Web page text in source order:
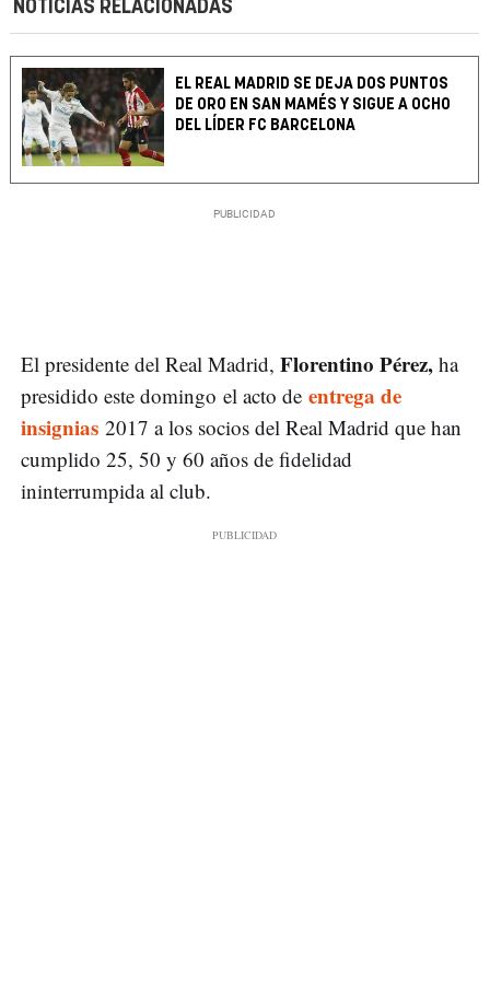
NOTICIAS RELACIONADAS
EL REAL MADRID SE DEJA DOS PUNTOS
DE ORO EN SAN MAMÉS Y SIGUE A OCHO
DEL LÍDER FC BARCELONA
El presidente del Real Madrid, Florentino Pérez, ha
presidido este domingo el acto de entrega de
insignias 2017 a los socios del Real Madrid que han
cumplido 25, 50 y 60 años de fidelidad
ininterrumpida al club.